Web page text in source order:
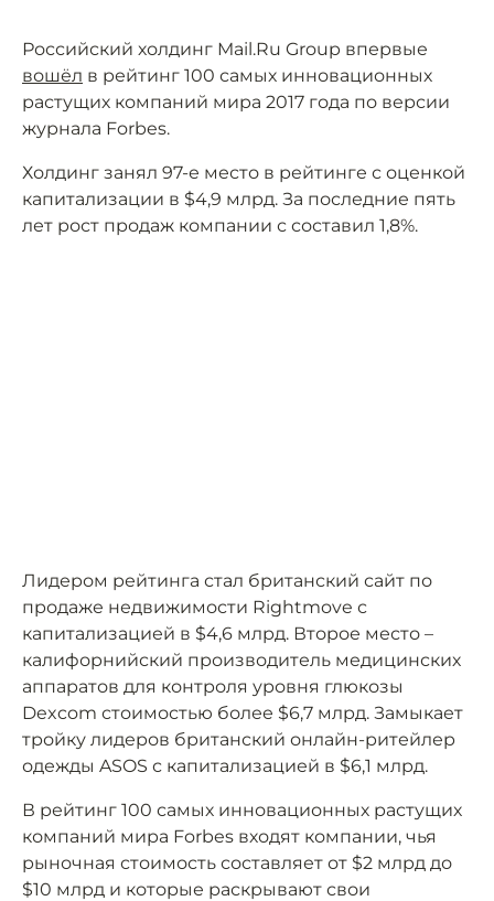
Российский холдинг Mail.Ru Group впервые
вошёл в рейтинг 100 самых инновационных
растущих компаний мира 2017 года по версии
журнала Forbes.
Холдинг занял 97-е место в рейтинге с оценкой
капитализации в $4,9 млрд. За последние пять
лет рост продаж компании с составил 1,8%.
Лидером рейтинга стал британский сайт по
продаже недвижимости Rightmove с
капитализацией в $4,6 млрд. Второе место –
калифорнийский производитель медицинских
аппаратов для контроля уровня глюкозы
Dexcom стоимостью более $6,7 млрд. Замыкает
тройку лидеров британский онлайн-ритейлер
одежды ASOS с капитализацией в $6,1 млрд.
В рейтинг 100 самых инновационных растущих
компаний мира Forbes входят компании, чья
рыночная стоимость составляет от $2 млрд до
$10 млрд и которые раскрывают свои